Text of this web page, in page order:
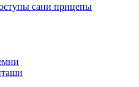
сани прицепы